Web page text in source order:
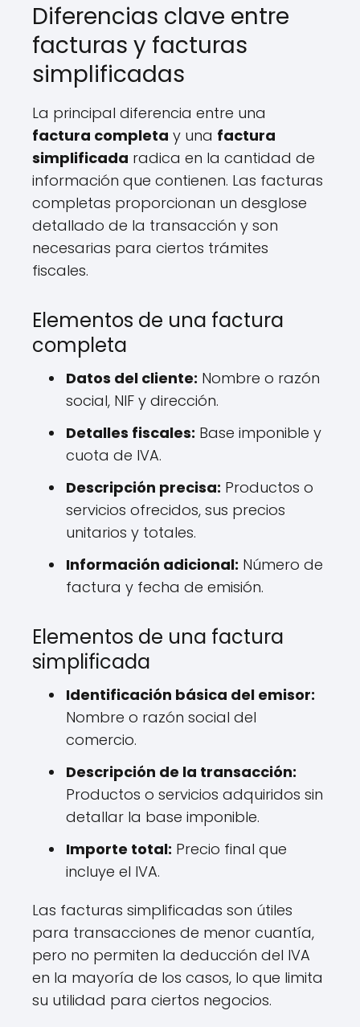
Diferencias clave entre
facturas y facturas
simplificadas
La principal diferencia entre una
factura completa y una factura
simplificada radica en la cantidad de
información que contienen. Las facturas
completas proporcionan un desglose
detallado de la transacción y son
necesarias para ciertos trámites
fiscales.
Elementos de una factura
completa
Datos del cliente: Nombre o razón
social, NIF y dirección.
Detalles fiscales: Base imponible y
cuota de IVA.
Descripción precisa: Productos o
servicios ofrecidos, sus precios
unitarios y totales.
Información adicional: Número de
factura y fecha de emisión.
Elementos de una factura
simplificada
Identificación básica del emisor:
Nombre o razón social del
comercio.
Descripción de la transacción:
Productos o servicios adquiridos sin
detallar la base imponible.
Importe total: Precio final que
incluye el IVA.
Las facturas simplificadas son útiles
para transacciones de menor cuantía,
pero no permiten la deducción del IVA
en la mayoría de los casos, lo que limita
su utilidad para ciertos negocios.